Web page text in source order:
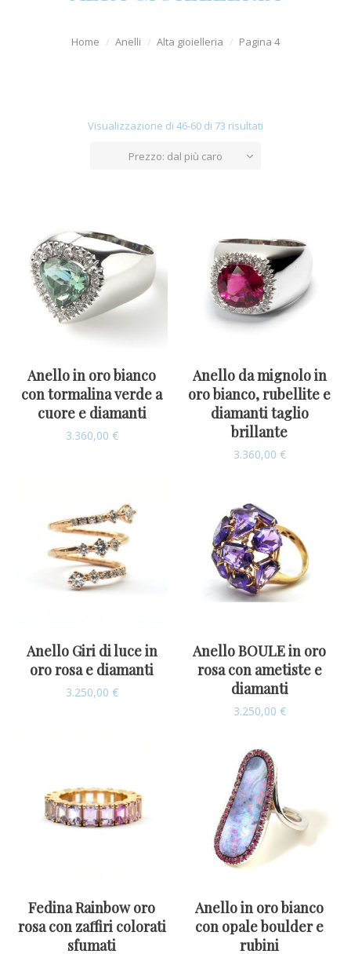
Uomo
Offerte
Home Anelli Alta gioielleria Pagina 4
Visualizzazione di 46-60 di 73 risultati
Prezzo: dal più caro
Anello in oro bianco
con tormalina verde a
cuore e diamanti
3.360,00 €
Anello da mignolo in
oro bianco, rubellite e
diamanti taglio
brillante
3.360,00 €
Anello Giri di luce in
oro rosa e diamanti
3.250,00 €
Anello BOULE in oro
rosa con ametiste e
diamanti
3.250,00 €
Fedina Rainbow oro
rosa con zaffiri colorati
sfumati
Anello in oro bianco
con opale boulder e
rubini